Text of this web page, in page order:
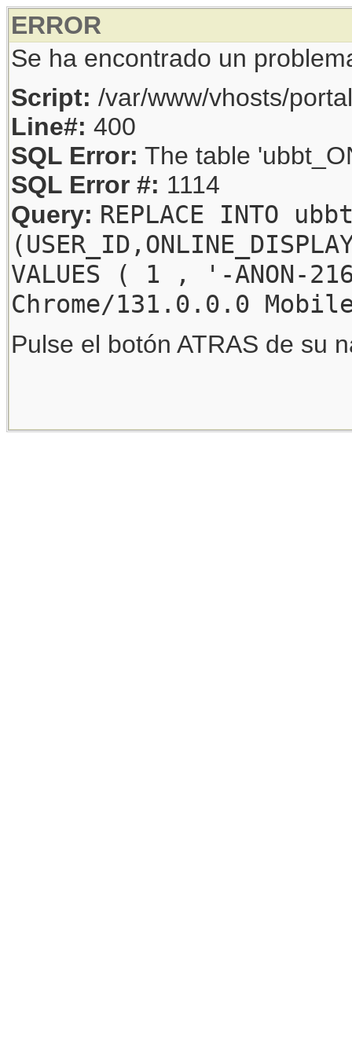
ERROR
Se ha encontrado un
Script: /var/www/vhosts/
Line#: 400
SQL Error: The table
SQL Error #: 1114
Query: REPLACE INTO
VALUES ( 1 , '-
Chrome/131.0.0.0
Pulse el botón ATRAS de su